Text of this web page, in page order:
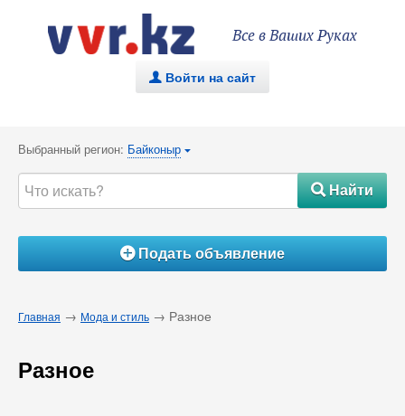
Все в Ваших Руках
. Войти на сайт
Выбранный регион: Байконыр {
#Найти
ÁПодать объявление
Главная → Мода и стиль → Разное
Разное